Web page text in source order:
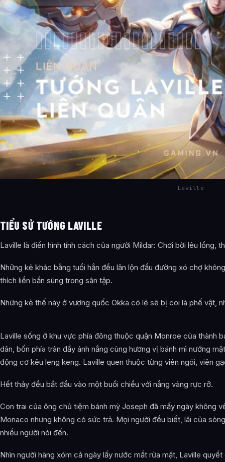
Laville
TIỂU SỬ TƯỚNG LAVILLE
Laville là điển hình tính cách của người Mildar: Chơi bời lêu lổng,
Những kẻ khác bằng tuổi hắn đều lăn lộn đầu đường xó chợ
thích liền bắn súng trong sân tập.
Những kẻ thế này ở vương quốc Okka có lẽ sẽ bị coi là phế vật,
Laville sống ở khu vực phía đông thuộc quận Monroe của thành
dân, bốn phía tràn đầy ánh nắng cùng hương vị bánh mì nướng
động cơ kêu leng keng. Laville quen thuộc từng viên ngói, viên
Hết thảy đều bắt đầu vào một buổi chiều với nắng vàng rực rỡ.
Con trai của ông chủ tiệm bánh mỳ Joseph đã mấy ngày không
Monaco nhưng không có sức trả. Mọi người đều biết, lãi của
nhiều người nói đến.
Nhìn người hàng xóm cả ngày lấy nước mắt rửa mặt, Laville